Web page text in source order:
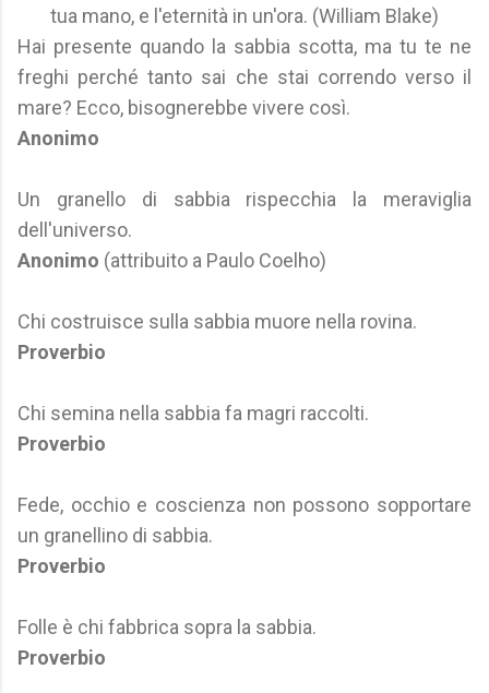
tua mano, e l'eternità in un'ora. (William Blake)
Hai presente quando la sabbia scotta, ma tu te ne
freghi perché tanto sai che stai correndo verso il
mare? Ecco, bisognerebbe vivere così.
Anonimo
Un granello di sabbia rispecchia la meraviglia
dell'universo.
Anonimo (attribuito a Paulo Coelho)
Chi costruisce sulla sabbia muore nella rovina.
Proverbio
Chi semina nella sabbia fa magri raccolti.
Proverbio
Fede, occhio e coscienza non possono sopportare
un granellino di sabbia.
Proverbio
Folle è chi fabbrica sopra la sabbia.
Proverbio